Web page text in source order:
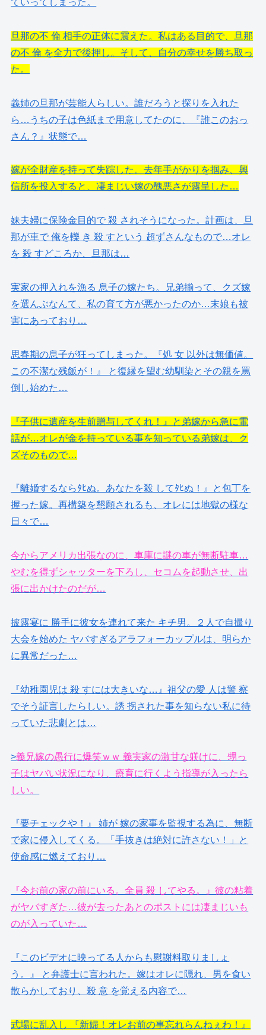
ていってしまった。
旦那の不 倫 相手の正体に震えた。私はある目的で、旦那
の不 倫 を全力で後押し。そして、自分の幸せを勝ち取っ
た。
義姉の旦那が芸能人らしい。誰だろうと探りを入れた
ら…うちの子は色紙まで用意してたのに、『誰このおっ
さん？』状態で…
嫁が全財産を持って失踪した。去年手がかりを掴み、興
信所を投入すると、凄まじい嫁の醜悪さが露呈した…
妹夫婦に保険金目的で 殺 されそうになった。計画は、旦
那が車で 俺を轢 き 殺 すという 超ずさんなもので…オレ
を 殺 すどころか、旦那は…
実家の押入れを漁る 息子の嫁たち。兄弟揃って、クズ嫁
を選んぶなんて、私の育て方が悪かったのか…末娘も被
害にあっており…
思春期の息子が狂ってしまった。『処 女 以外は無価値。
この不潔な残飯が！』 と復縁を望む幼馴染とその親を罵
倒し始めた…
『子供に遺産を生前贈与してくれ！』と弟嫁から急に電
話が…オレが金を持っている事を知っている弟嫁は、ク
ズそのもので…
『離婚するならﾀﾋぬ。あなたを殺 してﾀﾋぬ！』と包丁を
握った嫁。再構築を懇願されるも、オレには地獄の様な
日々で…
今からアメリカ出張なのに、車庫に謎の車が無断駐車…
やむを得ずシャッターを下ろし、セコムを起動させ、出
張に出かけたのだが…
披露宴に 勝手に彼女を連れて来た キチ男。２人で自撮り
大会を始めた ヤバすぎるアラフォーカップルは、明らか
に異常だった…
『幼稚園児は 殺 すには大きいな…』祖父の愛 人は警 察
でそう証言したらしい。誘 拐された事を知らない私に待
っていた悲劇とは…
>義兄嫁の愚行に爆笑ｗｗ 義実家の激甘な躾けに、甥っ
子はヤバい状況になり、療育に行くよう指導が入ったら
しい。
『要チェックや！』 姉が 嫁の家事を監視する為に、無断
で家に侵入してくる。「手抜きは絶対に許さない！」と
使命感に燃えており…
『今お前の家の前にいる。全員 殺 してやる。』彼の粘着
がヤバすぎた…彼が去ったあとのポストには凄まじいも
のが入っていた…
『このビデオに映ってる人からも慰謝料取りましょ
う。』 と弁護士に言われた。嫁はオレに隠れ、男を食い
散らかしており、殺 意 を覚える内容で…
式場に乱入し 『新婦！オレお前の事忘れらんねぇわ！』